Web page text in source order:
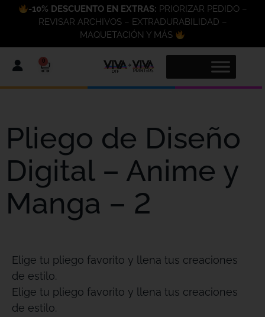
-10% DESCUENTO EN EXTRAS: PRIORIZAR PEDIDO –
REVISAR ARCHIVOS – EXTRADURABILIDAD –
MAQUETACIÓN Y MÁS
0
Pliego de Diseño
Digital – Anime y
Manga – 2
Elige tu pliego favorito y llena tus creaciones
de estilo.
Elige tu pliego favorito y llena tus creaciones
de estilo.